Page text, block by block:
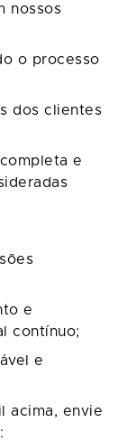
nossos
o processo
dos clientes
e
e
contínuo;
e
acima, envie